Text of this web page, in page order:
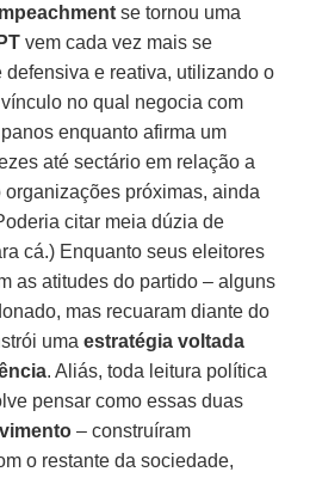
se tornou uma
PT vem cada vez mais se
defensiva e reativa, utilizando o
no qual negocia com
enquanto afirma um
até sectário em relação a
próximas, ainda
citar meia dúzia de
cá.) Enquanto seus eleitores
as atitudes do partido – alguns
mas recuaram diante do
umaestratégia voltada
. Aliás, toda leitura política
pensar como essas duas
– construíram
o restante da sociedade,